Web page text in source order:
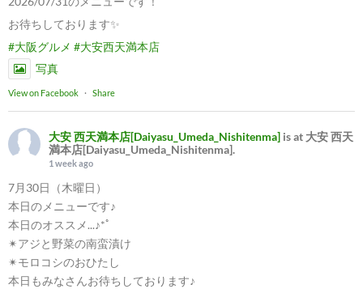
お待ちしております✨
#大阪グルメ #大安西天満本店
写真
View on Facebook · Share
大安 西天満本店[Daiyasu_Umeda_Nishitenma] is at 大安 西天
満本店[Daiyasu_Umeda_Nishitenma].
1 week ago
7月30日（木曜日）
本日のメニューです♪
本日のオススメ...♪*ﾟ
✴︎アジと野菜の南蛮漬け
✴︎モロコシのおひたし
本日もみなさんお待ちしております♪